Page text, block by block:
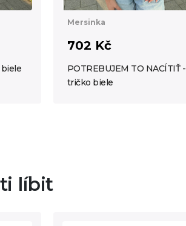
biele
Mersinka
702 Kč
POTREBUJEM TO NACÍTIŤ -
tričko biele
líbit